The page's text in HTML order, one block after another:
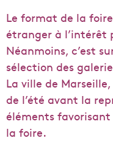
Le format de la
étranger à l’intérêt
Néanmoins, c’est
sélection des
La ville de
de l’été avant la
éléments
la foire.